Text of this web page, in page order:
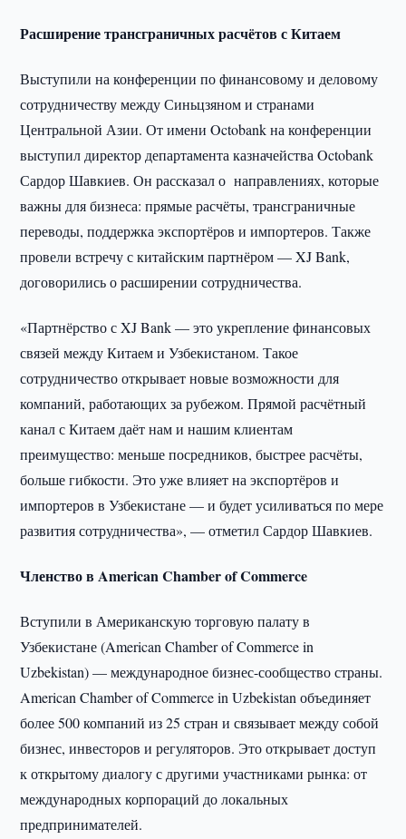
Расширение трансграничных расчётов с Китаем
Выступили на конференции по финансовому и деловому
сотрудничеству между Синьцзяном и странами
Центральной Азии. От имени Octobank на конференции
выступил директор департамента казначейства Octobank
Сардор Шавкиев. Он рассказал о направлениях, которые
важны для бизнеса: прямые расчёты, трансграничные
переводы, поддержка экспортёров и импортеров. Также
провели встречу с китайским партнёром — XJ Bank,
договорились о расширении сотрудничества.
«Партнёрство с XJ Bank — это укрепление финансовых
связей между Китаем и Узбекистаном. Такое
сотрудничество открывает новые возможности для
компаний, работающих за рубежом. Прямой расчётный
канал с Китаем даёт нам и нашим клиентам
преимущество: меньше посредников, быстрее расчёты,
больше гибкости. Это уже влияет на экспортёров и
импортеров в Узбекистане — и будет усиливаться по мере
развития сотрудничества», — отметил Сардор Шавкиев.
Членство в American Chamber of Commerce
Вступили в Американскую торговую палату в
Узбекистане (American Chamber of Commerce in
Uzbekistan) — международное бизнес-сообщество страны.
American Chamber of Commerce in Uzbekistan объединяет
более 500 компаний из 25 стран и связывает между собой
бизнес, инвесторов и регуляторов. Это открывает доступ
к открытому диалогу с другими участниками рынка: от
международных корпораций до локальных
предпринимателей.